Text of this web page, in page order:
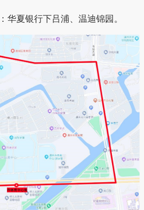
华夏银行下吕浦、温迪锦园。